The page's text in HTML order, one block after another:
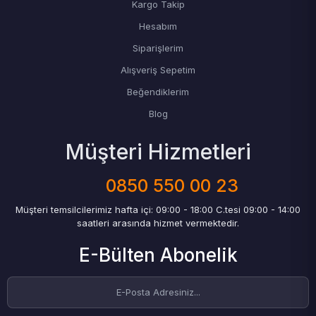
Kargo Takip
Hesabım
Siparişlerim
Alışveriş Sepetim
Beğendiklerim
Blog
Müşteri Hizmetleri
0850 550 00 23
Müşteri temsilcilerimiz hafta içi: 09:00 - 18:00 C.tesi 09:00 - 14:00
saatleri arasında hizmet vermektedir.
E-Bülten Abonelik